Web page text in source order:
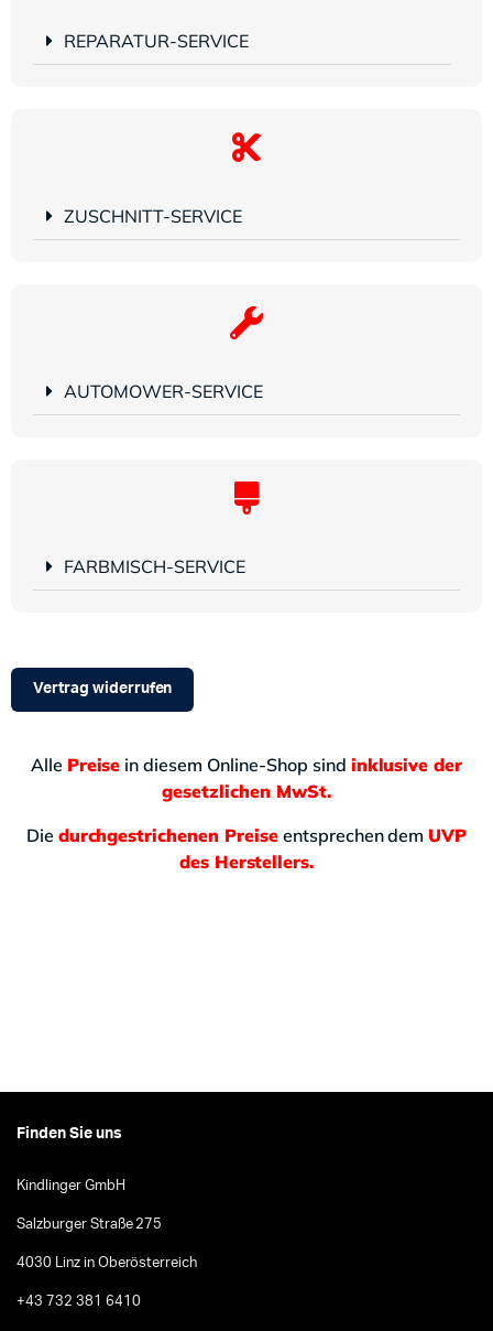
REPARATUR-SERVICE
ZUSCHNITT-SERVICE
AUTOMOWER-SERVICE
FARBMISCH-SERVICE
Vertrag widerrufen
Alle Preise in diesem Online-Shop sind inklusive der
gesetzlichen MwSt.
Die durchgestrichenen Preiseentsprechen dem UVP
des Herstellers.
Finden Sie uns
Kindlinger GmbH
Salzburger Straße 275
4030 Linz in Oberösterreich
+43 732 381 6410